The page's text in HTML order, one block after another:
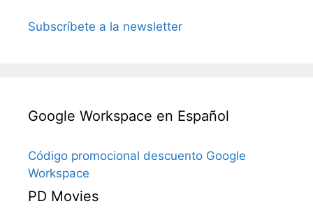
Subscríbete a la newsletter
Google Workspace en Español
Código promocional descuento Google
Workspace
PD Movies